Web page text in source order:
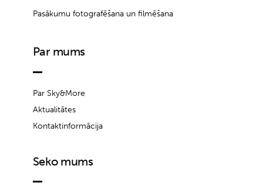
Pasākumu fotografēšana un filmēšana
Par mums
Par Sky&More
Aktualitātes
Kontaktinformācija
Seko mums